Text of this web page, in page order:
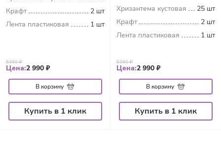
Крафт
2 шт
Лента пластиковая
1 шт
5390 ₽
Цена:2 990 ₽
В корзину
Купить в 1 клик
Хризантема кустовая
25 шт
Крафт
2 шт
Лента пластиковая
1 шт
5390 ₽
Цена:2 990 ₽
В корзину
Купить в 1 клик